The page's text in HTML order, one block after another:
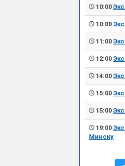
10:00
10:00
11:00
12:00
14:00
15:00
15:00
19:00
Минску